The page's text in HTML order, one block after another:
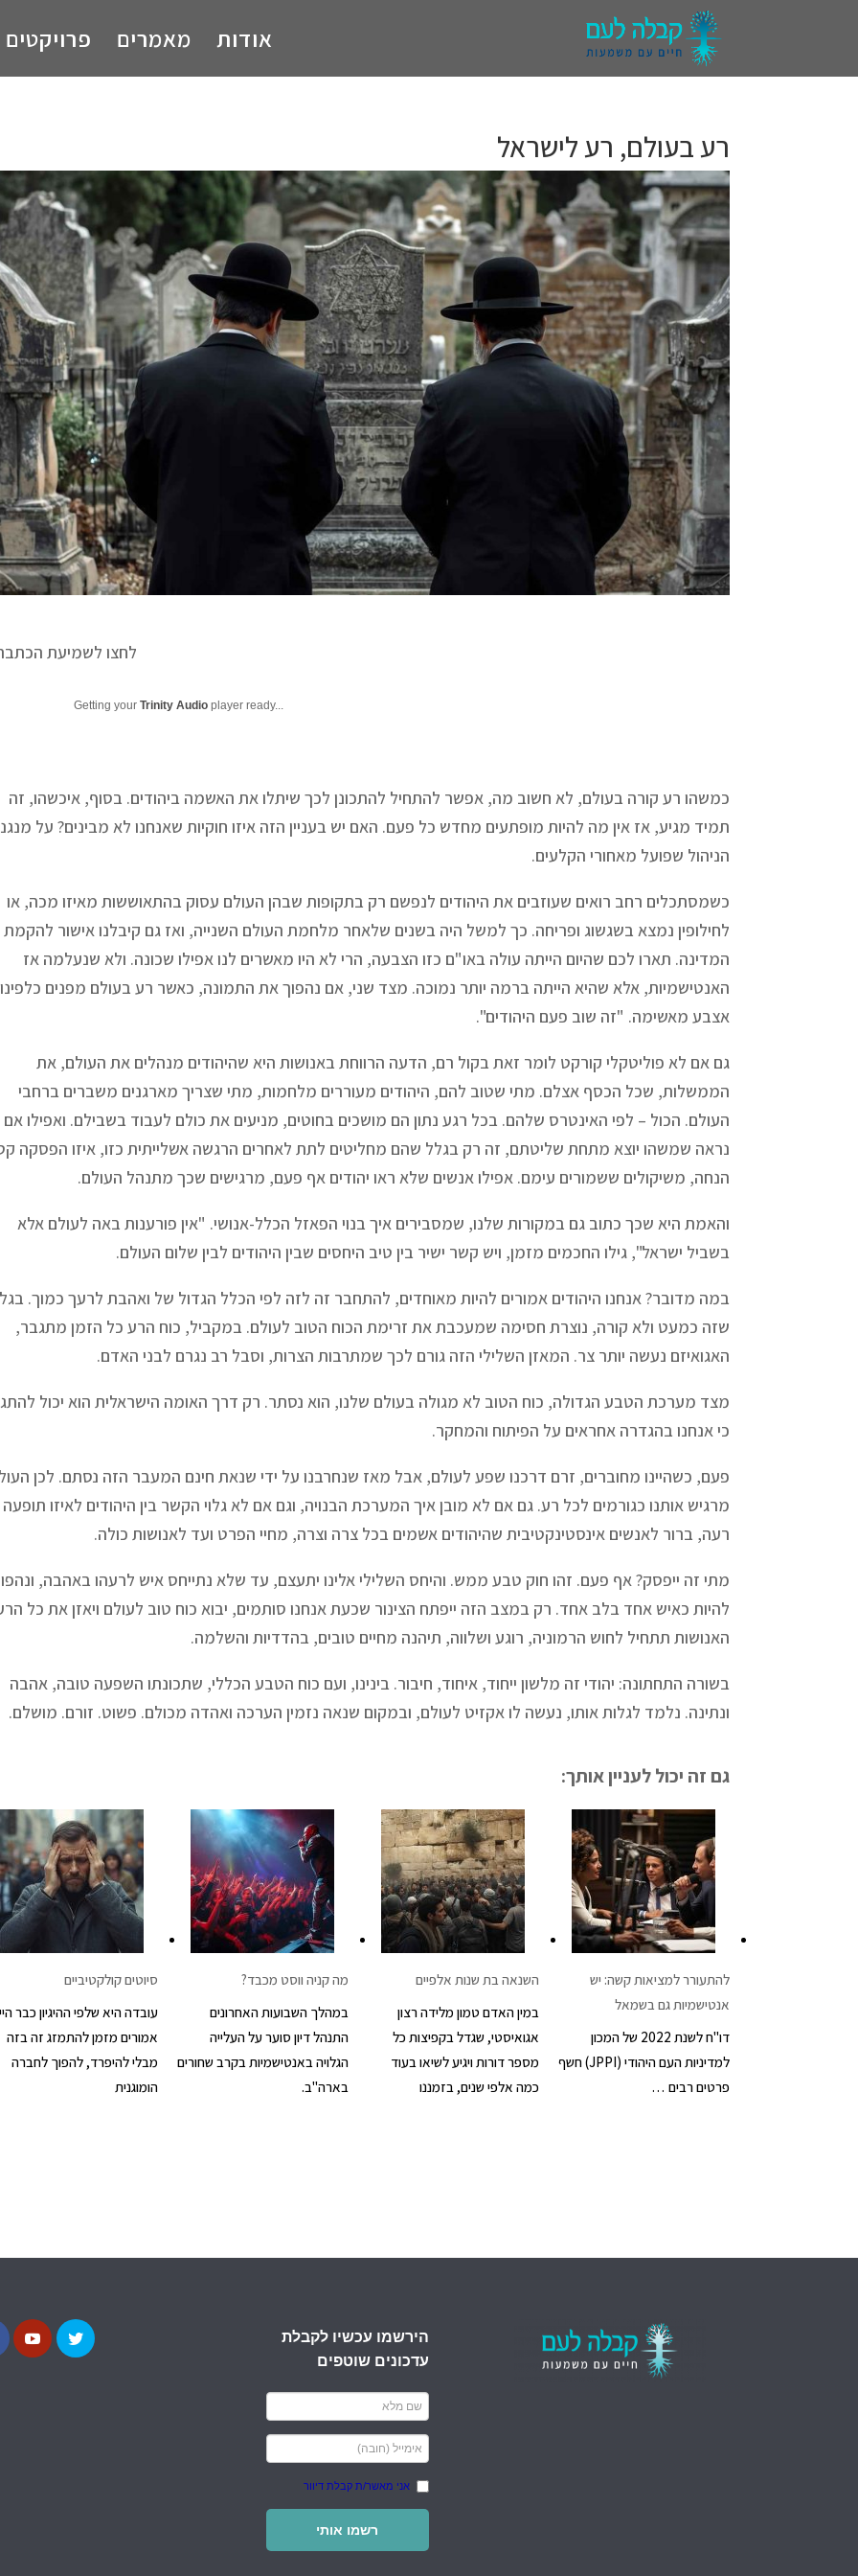
אודות מאמרים פרויקטים
רע בעולם, רע לישראל
לחצו לשמיעת
Getting your Trinity Audioplayer ready...
כמשהו רע קורה בעולם, לא חשוב מה, אפשר להתחיל להתכונן לכך שיתלו את האשמה ביהודים. בסוף, איכשהו, זה
תמיד מגיע, אז אין מה להיות מופתעים מחדש כל פעם. האם יש בעניין הזה איזו חוקיות שאנחנו לא מבינים? על
הניהול שפועל מאחורי הקלעים.
כשמסתכלים רחב רואים שעוזבים את היהודים לנפשם רק בתקופות שבהן העולם עסוק בהתאוששות מאיזו מכה, או
לחילופין נמצא בשגשוג ופריחה. כך למשל היה בשנים שלאחר מלחמת העולם השנייה, ואז גם קיבלנו אישור להקמת
המדינה. תארו לכם שהיום הייתה עולה באו"ם כזו הצבעה, הרי לא היו מאשרים לנו אפילו שכונה. ולא שנעלמה אז
האנטישמיות, אלא שהיא הייתה ברמה יותר נמוכה. מצד שני, אם נהפוך את התמונה, כאשר רע בעולם מפנים כלפינו
אצבע מאשימה. "זה שוב פעם היהודים".
גם אם לא פוליטקלי קורקט לומר זאת בקול רם, הדעה הרווחת באנושות היא שהיהודים מנהלים את העולם, את
הממשלות, שכל הכסף אצלם. מתי שטוב להם, היהודים מעוררים מלחמות, מתי שצריך מארגנים משברים ברחבי
העולם. הכול – לפי האינטרס שלהם. בכל רגע נתון הם מושכים בחוטים, מניעים את כולם לעבוד בשבילם. ואפילו אם
נראה שמשהו יוצא מתחת שליטתם, זה רק בגלל שהם מחליטים לתת לאחרים הרגשה אשלייתית כזו, איזו הפסקה
הנחה, משיקולים ששמורים עימם. אפילו אנשים שלא ראו יהודים אף פעם, מרגישים שכך מתנהל העולם.
והאמת היא שכך כתוב גם במקורות שלנו, שמסבירים איך בנוי הפאזל הכלל-אנושי. "אין פורענות באה לעולם אלא
בשביל ישראל", גילו החכמים מזמן, ויש קשר ישיר בין טיב היחסים שבין היהודים לבין שלום העולם.
במה מדובר? אנחנו היהודים אמורים להיות מאוחדים, להתחבר זה לזה לפי הכלל הגדול של ואהבת לרעך כמוך.
שזה כמעט ולא קורה, נוצרת חסימה שמעכבת את זרימת הכוח הטוב לעולם. במקביל, כוח הרע כל הזמן מתגבר,
האגואיזם נעשה יותר צר. המאזן השלילי הזה גורם לכך שמתרבות הצרות, וסבל רב נגרם לבני האדם.
מצד מערכת הטבע הגדולה, כוח הטוב לא מגולה בעולם שלנו, הוא נסתר. רק דרך האומה הישראלית הוא יכול
כי אנחנו בהגדרה אחראים על הפיתוח והמחקר.
פעם, כשהיינו מחוברים, זרם דרכנו שפע לעולם, אבל מאז שנחרבנו על ידי שנאת חינם המעבר הזה נסתם. לכן
מרגיש אותנו כגורמים לכל רע. גם אם לא מובן איך המערכת הבנויה, וגם אם לא גלוי הקשר בין היהודים לאיזו תופעה
רעה, ברור לאנשים אינסטינקטיבית שהיהודים אשמים בכל צרה וצרה, מחיי הפרט ועד לאנושות כולה.
מתי זה ייפסק? אף פעם. זהו חוק טבע ממש. והיחס השלילי אלינו יתעצם, עד שלא נתייחס איש לרעהו באהבה,
להיות כאיש אחד בלב אחד. רק במצב הזה ייפתח הצינור שכעת אנחנו סותמים, יבוא כוח טוב לעולם ויאזן את כל
האנושות תתחיל לחוש הרמוניה, רוגע ושלווה, תיהנה מחיים טובים, בהדדיות והשלמה.
בשורה התחתונה: יהודי זה מלשון ייחוד, איחוד, חיבור. בינינו, ועם כוח הטבע הכללי, שתכונתו השפעה טובה, אהבה
ונתינה. נלמד לגלות אותו, נעשה לו אקזיט לעולם, ובמקום שנאה נזמין הערכה ואהדה מכולם. פשוט. זורם. מושלם.
גם זה יכול לעניין אותך:
להתעורר למציאות קשה: יש
אנטישמיות גם בשמאל
דו"ח לשנת 2022 של המכון
למדיניות העם היהודי (JPPI) חשף
פרטים רבים …
השנאה בת שנות אלפיים
במין האדם טמון מלידה רצון
אגואיסטי, שגדל בקפיצות כל
מספר דורות ויגיע לשיאו בעוד
כמה אלפי שנים, בזמננו
מה קניה ווסט מכבד?
במהלך השבועות האחרונים
התנהל דיון סוער על העלייה
הגלויה באנטישמיות בקרב שחורים
בארה"ב.
סיוטים קולקטיביים
עובדה היא שלפי ההיגיון כבר
אמורים מזמן להתמזג זה בזה
מבלי להיפרד, להפוך לחברה
הומוגנית
הירשמו עכשיו לקבלת
עדכונים שוטפים
אני מאשר/ת קבלת דיוור
רשמו אותי